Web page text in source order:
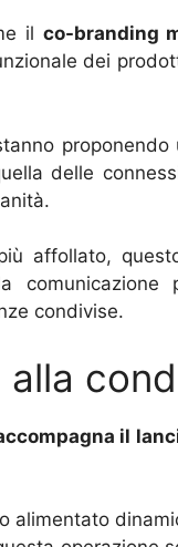
il co-branding
dei
delle
affollato,
condivise.
alla
il
alimentato